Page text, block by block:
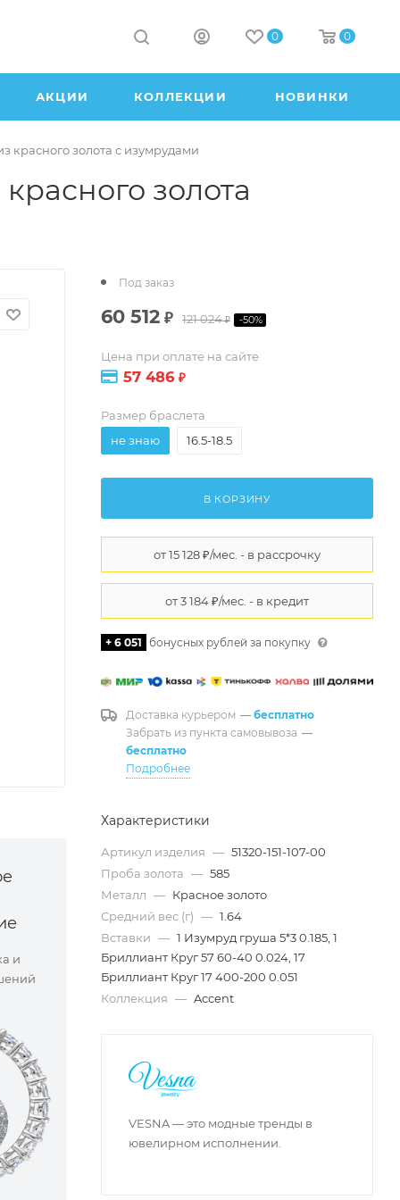
0 0
АКЦИИ КОЛЛЕКЦИИ НОВИНКИ
красного золота с изумрудами
золота
и
Под заказ
60 512 ₽ 121 024₽ -50%
Цена при оплате на сайте
57 486 ₽
Размер браслета
не знаю
16.5-18.5
В КОРЗИНУ
+ 6 051 бонусных рублей за покупку
Доставка курьером — бесплатно
Забрать из пункта самовывоза —
бесплатно
Подробнее
Характеристики
Артикул изделия — 51320-151-107-00
Проба золота — 585
Металл — Красное золото
Средний вес (г) — 1.64
Вставки — 1 Изумруд груша 5*3 0.185, 1
Бриллиант Круг 57 60-40 0.024, 17
Бриллиант Круг 17 400-200 0.051
Коллекция — Accent
VESNA — это модные тренды в
ювелирном исполнении.